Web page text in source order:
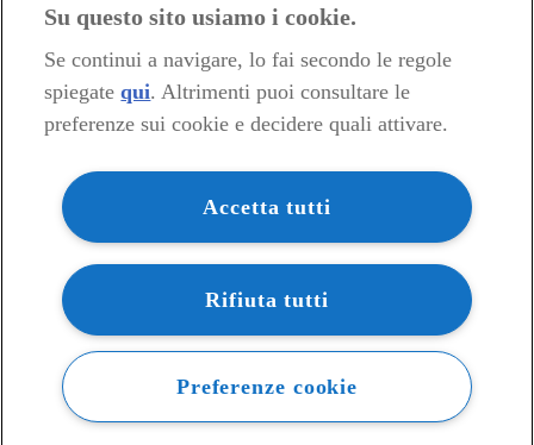
Tel. 051- 293.111 / 245.024
© 2020 Zanichelli Editore spa
Contatti e recapiti
my.zanichelli.it
Filiali e agenzie
Acquisti: informazioni precontrattuali
Area stampa
Privacy
Su questo sito usiamo i cookie.
Se continui a navigare, lo fai secondo le regole
spiegate qui. Altrimenti puoi consultare le
preferenze sui cookie e decidere quali attivare.
Accetta tutti
Rifiuta tutti
Preferenze cookie